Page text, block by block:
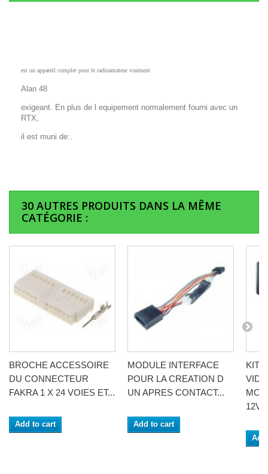
est un appareil complet pour le radioamateur vraiment
Alan 48
exigeant. En plus de l equipement normalement fourni avec un
RTX,
il est muni de:.
30 AUTRES PRODUITS DANS LA MÊME
CATÉGORIE :
BROCHE ACCESSOIRE
DU CONNECTEUR
FAKRA 1 X 24 VOIES ET...
Add to cart
MODULE INTERFACE
POUR LA CREATION D
UN APRES CONTACT...
Add to cart
KIT
12V